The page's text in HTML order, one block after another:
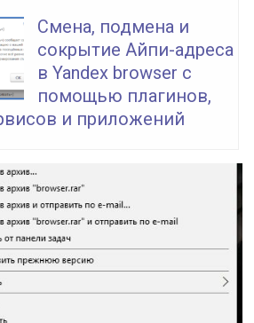
Смена, подмена и
сокрытие Айпи-адреса
в Yandex browser с
помощью плагинов,
и приложений